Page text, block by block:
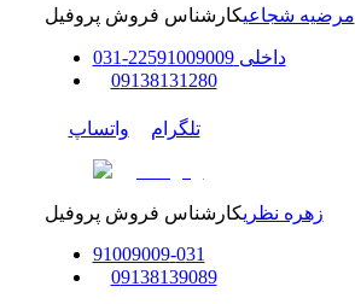
مرضیه شجاعیکارشناس فروش پروفیل
داخلی 22591009009
-
031
09138131280
تلگرام واتساپ
زهره نظریکارشناس فروش پروفیل
91009009-031
09138139089